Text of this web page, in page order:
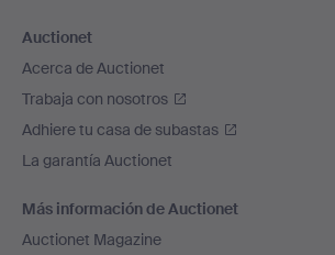
Auctionet
Acerca de Auctionet
Trabaja con nosotros
Adhiere tu casa de subastas
La garantía Auctionet
Más información de Auctionet
Auctionet Magazine